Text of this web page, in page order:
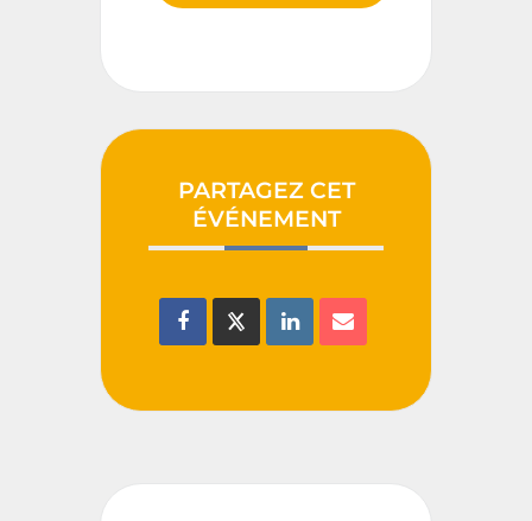
PARTAGEZ CET
ÉVÉNEMENT